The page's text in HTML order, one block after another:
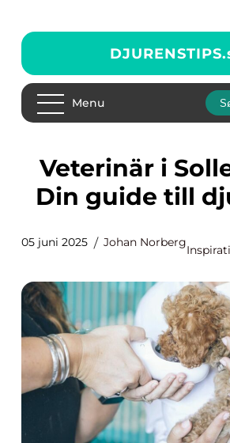
DJURENSTIPS.
Menu
Veterinär i Sollentuna:
Din guide till
05 juni 2025 Johan Norberg